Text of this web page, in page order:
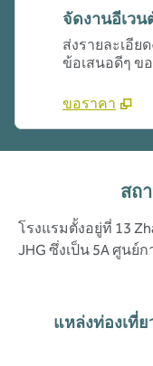
จัดงานอีเวน
ส่งรายละเอีย
ข้อเสนอดีๆ ขอ
ขอราคา
สถ
โรงแรมตั้งอยู่ที่ 13
JHG ซึ่งเป็น 5A ศูนย์
แหล่งท่องเที่ย